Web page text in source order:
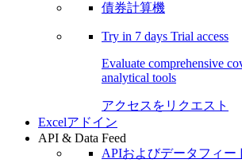
債券計算機
Try in 7 days Trial access
Evaluate comprehensive
analytical tools
アクセスをリクエスト
Excelアドイン
API & Data Feed
APIおよびデータフィー